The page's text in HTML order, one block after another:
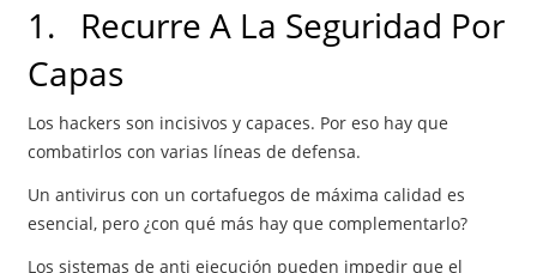
1. Recurre A La Seguridad Por
Capas
Los hackers son incisivos y capaces. Por eso hay que
combatirlos con varias líneas de defensa.
Un antivirus con un cortafuegos de máxima calidad es
esencial, pero ¿con qué más hay que complementarlo?
Los sistemas de anti ejecución pueden impedir que el